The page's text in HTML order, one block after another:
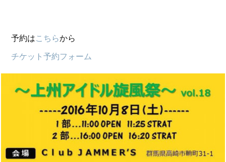
予約はこちらから
チケット予約フォーム